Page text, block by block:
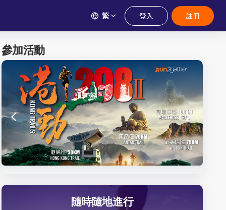
繁 登入 註冊
參加活動
隨時隨地進行